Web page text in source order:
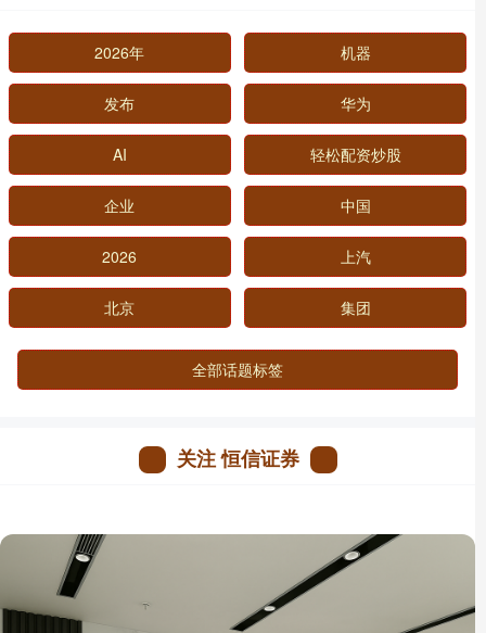
2026年 机器
发布 华为
AI 轻松配资炒股
企业 中国
2026 上汽
北京 集团
全部话题标签
关注 恒信证券